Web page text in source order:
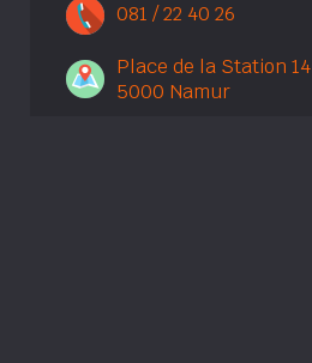
081 / 22 40 26
Place de la Station 14
5000 Namur